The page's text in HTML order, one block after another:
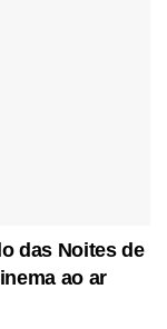
das Noites de
ao ar